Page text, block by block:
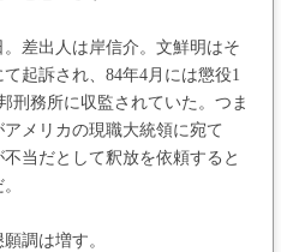
差出人は岸信介。文鮮明はそ
起訴され、84年4月には懲役1
刑務所に収監されていた。つま
メリカの現職大統領に宛て
当だとして釈放を依頼すると
調は増す。